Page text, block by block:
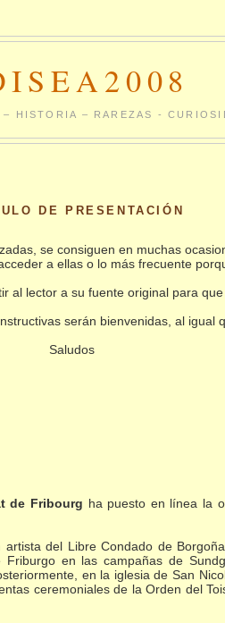
HISTORIA – RAREZAS -
DE PRESENTACIÓN
se consiguen en muchas
a ellas o lo más frecuente
lector a su fuente original para
serán bienvenidas, al igual
Saludos
de Fribourg ha puesto en línea la
del Libre Condado de
en las campañas de
en la iglesia de San
ceremoniales de la Orden del